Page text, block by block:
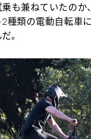
も兼ねていたのか
種類の電動自転車
。